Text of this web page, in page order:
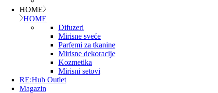
HOME
HOME
Difuzeri
Mirisne sveće
Parfemi za tkanine
Mirisne dekoracije
Kozmetika
Mirisni setovi
RE:Hub Outlet
Magazin